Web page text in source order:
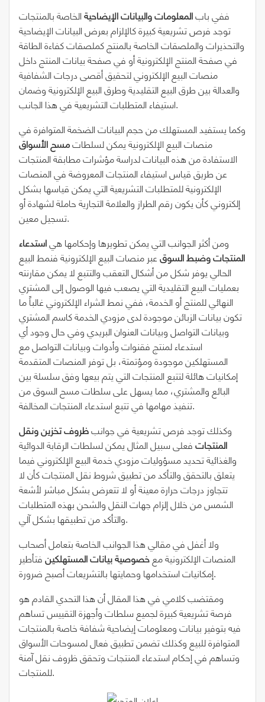
ففي بابالمعلومات والبيانات الإيضاحيةالخاصة بالمنتجات
توجد فرص تشريعية كبيرة كالإلزام بعرض البيانات الإيضاحية
والتحذيرات والملصقات الخاصة بالمنتج كملصقات كفاءة الطاقة
في صفحة المنتج الإلكترونية أو في صفحة بيانات المنتج داخل
منصات البيع الإلكتروني لتحقيق أقصى درجات الشفافية
والعدالة بين طرق البيع التقليدية وطرق البيع الإلكترونية وضمان
استيفاء المتطلبات التشريعية في هذا الجانب.
وكما يستفيد المستهلك من حجم البيانات الضخمة المتوافرة في
منصات البيع الإلكترونية يمكن لسلطاتمسح الأسواق
الاستفادة من هذه البيانات لدراسة مؤشرات مطابقة المنتجات
عن طريق قياس استيفاء المنتجات المعروضة في المنصات
الإلكترونية للمتطلبات التشريعية التي يمكن قياسها بشكل
إلكتروني كأن يكون رقم الطراز والعلامة التجارية حاملة لشهادة أو
تسجيل معين.
ومن أكثر الجوانب التي يمكن تطويرها وإحكامها هياستدعاء
المنتجات وضبط السوقعبر منصات البيع الإلكترونية فنمط البيع
الحالي يوفر شكل من أشكال التعقب والتتبع لا يمكن مقارنته
بعمليات البيع التقليدية التي يصعب فيها الوصول إلى المشتري
النهائي للمنتج أو الخدمة، ففي نمط الشراء الإلكتروني غالباً ما
تكون بيانات الزبائن موجودة لدى مزودي الخدمة كاسم المشتري
وبيانات التواصل وبيانات العنوان البريدي وفي حال وجود أي
استدعاء لمنتج فقنوات وأدوات وبيانات التواصل مع
المستهلكين موجودة ومؤتمتة، بل توفر المنصات المتقدمة
إمكانيات هائلة لتتبع المنتجات التي يتم بيعها وفق سلسلة بين
البائع والمشتري، مما يسهل على سلطات مسح السوق من
تنفيذ مهامها في تتبع استدعاء المنتجات المخالفة.
وكذلك توجد فرص تشريعية في جوانبظروف تخزين ونقل
المنتجاتفعلى سبيل المثال يمكن لسلطات الرقابة الدوائية
والغذائية تحديد مسؤوليات مزودي خدمة البيع الإلكتروني فيما
يتعلق بالتحقق والتأكد من تطبيق شروط نقل المنتجات كأن لا
تتجاوز درجات حرارة معينة أو لا تتعرض بشكل مباشر لأشعة
الشمس من خلال إلزام جهات النقل والشحن بهذه المتطلبات
والتأكد من تطبيقها بشكل آلي.
ولا أغفل في مقالي هذا الجوانب الخاصة بتعامل أصحاب
المنصات الإلكترونية معخصوصية بيانات المستهلكينفتأطير
إمكانيات استخدامها وحمايتها بالتشريعات أصبح ضرورة.
ومقتضب كلامي في هذا المقال أن هذا التحدي القادم هو
فرصة تشريعية كبيرة لجميع سلطات وأجهزة التقييس تساهم
فيه بتوفير بيانات ومعلومات إيضاحية شفافة خاصة بالمنتجات
المتوافرة للبيع وكذلك تضمن تطبيق فعال لمسوحات الأسواق
وتساهم في إحكام استدعاء المنتجات وتحقق ظروف نقل آمنة
للمنتجات.